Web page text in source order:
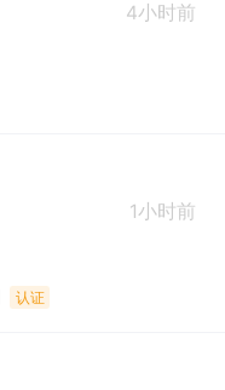
4小时前
1小时前
认证